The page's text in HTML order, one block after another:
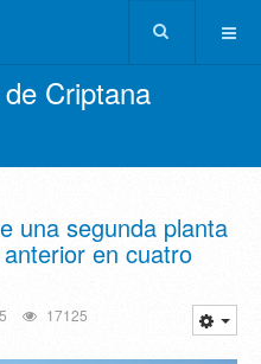
Criptana
una segunda planta
en cuatro
17125